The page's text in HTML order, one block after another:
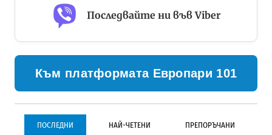
Последвайте ни във Viber
Към платформата Европари 101
ПОСЛЕДНИ НАЙ-ЧЕТЕНИ ПРЕПОРЪЧАНИ